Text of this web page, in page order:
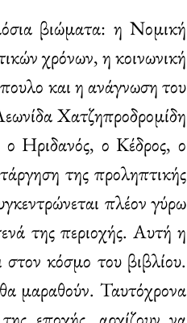
βιώματα: η Νομική
χρόνων, η κοινωνική
και η ανάγνωση του
Χατζηπροδρομίδη
Ηριδανός, ο Κέδρος, ο
της προληπτικής
πλέον γύρω
της περιοχής. Αυτή η
κόσμο του βιβλίου.
μαραθούν. Ταυτόχρονα